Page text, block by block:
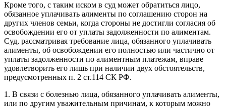
Кроме того, с таким иском в суд может обратиться лицо,
обязанное уплачивать алименты по соглашению сторон на
других членов семьи, когда стороны не достигли согласия об
освобождении его от уплаты задолженности по алиментам.
Суд, рассматривая требование лица, обязанного уплачивать
алименты, об освобождении его полностью или частично от
уплаты задолженности по алиментным платежам, вправе
удовлетворить его лишь при наличии двух обстоятельств,
предусмотренных п. 2 ст.114 СК РФ.
1. В связи с болезнью лица, обязанного уплачивать алименты,
или по другим уважительным причинам, к которым можно